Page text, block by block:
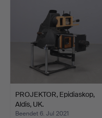
PROJEKTOR, Epidiaskop,
Aldis, UK.
Beendet 6. Jul 2021